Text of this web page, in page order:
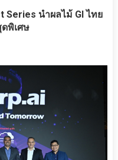
Series นำผลไม้ GI ไทย
พิเศษ